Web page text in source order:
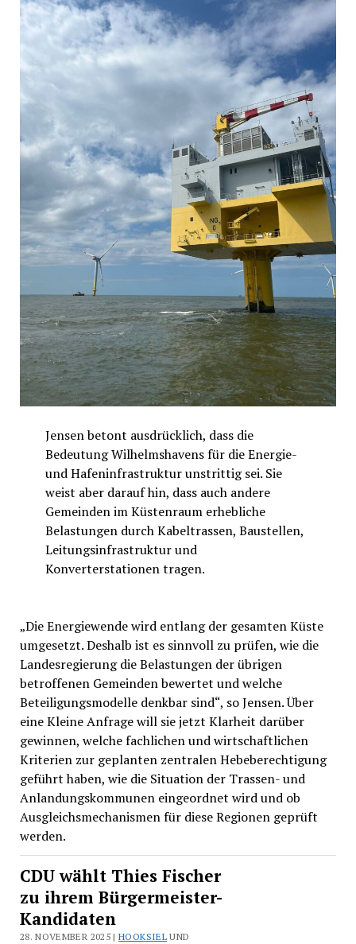
Jensen betont ausdrücklich, dass die
Bedeutung Wilhelmshavens für die Energie-
und Hafeninfrastruktur unstrittig sei. Sie
weist aber darauf hin, dass auch andere
Gemeinden im Küstenraum erhebliche
Belastungen durch Kabeltrassen, Baustellen,
Leitungsinfrastruktur und
Konverterstationen tragen.
„Die Energiewende wird entlang der gesamten Küste
umgesetzt. Deshalb ist es sinnvoll zu prüfen, wie die
Landesregierung die Belastungen der übrigen
betroffenen Gemeinden bewertet und welche
Beteiligungsmodelle denkbar sind“, so Jensen. Über
eine Kleine Anfrage will sie jetzt Klarheit darüber
gewinnen, welche fachlichen und wirtschaftlichen
Kriterien zur geplanten zentralen Hebeberechtigung
geführt haben, wie die Situation der Trassen- und
Anlandungskommunen eingeordnet wird und ob
Ausgleichsmechanismen für diese Regionen geprüft
werden.
CDU wählt Thies Fischer
zu ihrem Bürgermeister-
Kandidaten
28. NOVEMBER 2025 |HOOKSIELUND